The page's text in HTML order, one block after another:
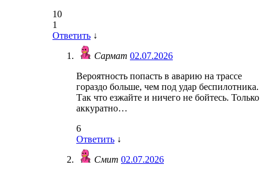
10
1
Ответить ↓
Сармат 02.07.2026
Вероятность попасть в аварию на трассе
гораздо больше, чем под удар беспилотника.
Так что езжайте и ничего не бойтесь. Только
аккуратно…
6
Ответить ↓
Смит 02.07.2026